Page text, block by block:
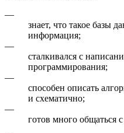
—
знает, что такое базы
информация;
—
сталкивался с
программирования;
—
способен описать
и схематично;
—
готов много общаться